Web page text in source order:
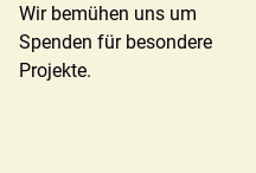
Wir bemühen uns um
Spenden für besondere
Projekte.